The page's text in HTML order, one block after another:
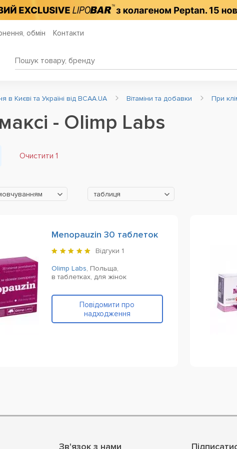
обмін Контакти
Києві та Україні від BCAA.UA Вітаміни та добавки При
- Olimp Labs
Очистити 1
таблиця
Menopauzin 30 таблеток
Відгуки 1
Olimp Labs, Польща,
в таблетках, для жінок
Повідомити про
надходження
Зв'язок з нами